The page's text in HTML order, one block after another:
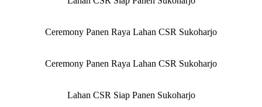
Ceremony Panen Raya Lahan CSR Sukoharjo
Ceremony Panen Raya Lahan CSR Sukoharjo
Lahan CSR Siap Panen Sukoharjo